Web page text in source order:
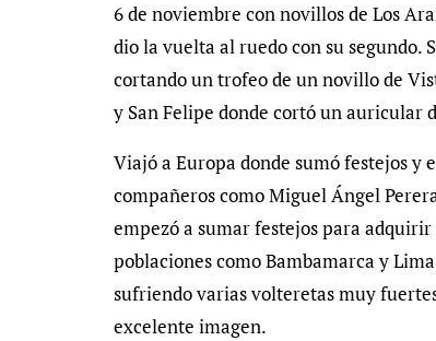
6 de noviembre con novillos de Los
dio la vuelta al ruedo con su segundo.
cortando un trofeo de un novillo de
y San Felipe donde cortó un auricular
Viajó a Europa donde sumó festejos
compañeros como Miguel Ángel
empezó a sumar festejos para
poblaciones como Bambamarca y
sufriendo varias volteretas muy
excelente imagen.